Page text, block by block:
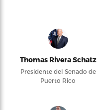
Thomas Rivera Schatz
Presidente del Senado de
Puerto Rico